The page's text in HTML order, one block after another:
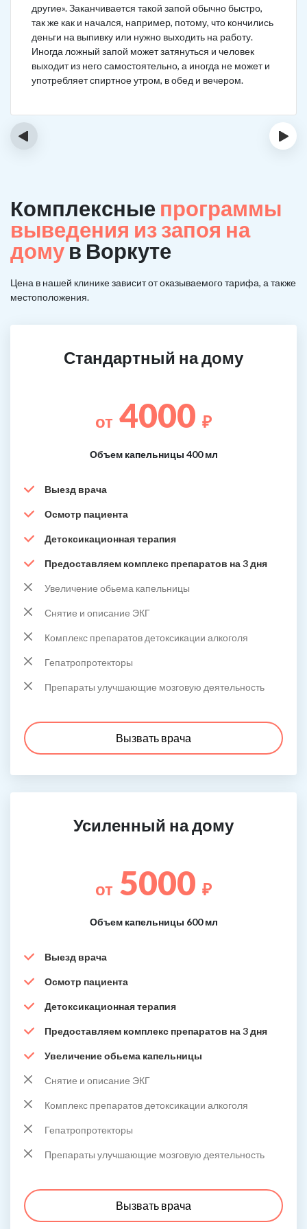
другие». Заканчивается такой запой обычно быстро,
так же как и начался, например, потому, что кончились
деньги на выпивку или нужно выходить на работу.
Иногда ложный запой может затянуться и человек
выходит из него самостоятельно, а иногда не может и
употребляет спиртное утром, в обед и вечером.
‹ ›
Комплексные программы
выведения из запоя на
домув Воркуте
Цена в нашей клинике зависит от оказываемого тарифа, а также
местоположения.
Стандартный на дому
от 4000 ₽
Объем капельницы 400 мл
Выезд врача
Осмотр пациента
Детоксикационная терапия
Предоставляем комплекс препаратов на 3 дня
Увеличение обьема капельницы
Снятие и описание ЭКГ
Комплекс препаратов детоксикации алкоголя
Гепатропротекторы
Препараты улучшающие мозговую деятельность
Вызвать врача
Усиленный на дому
от 5000 ₽
Объем капельницы 600 мл
Выезд врача
Осмотр пациента
Детоксикационная терапия
Предоставляем комплекс препаратов на 3 дня
Увеличение обьема капельницы
Снятие и описание ЭКГ
Комплекс препаратов детоксикации алкоголя
Гепатропротекторы
Препараты улучшающие мозговую деятельность
Вызвать врача